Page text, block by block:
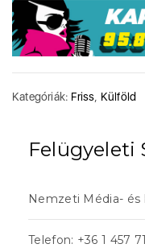
Kategóriák: Friss Külföld
Felügyeleti
Nemzeti Média- és
Telefon: +36 1 457